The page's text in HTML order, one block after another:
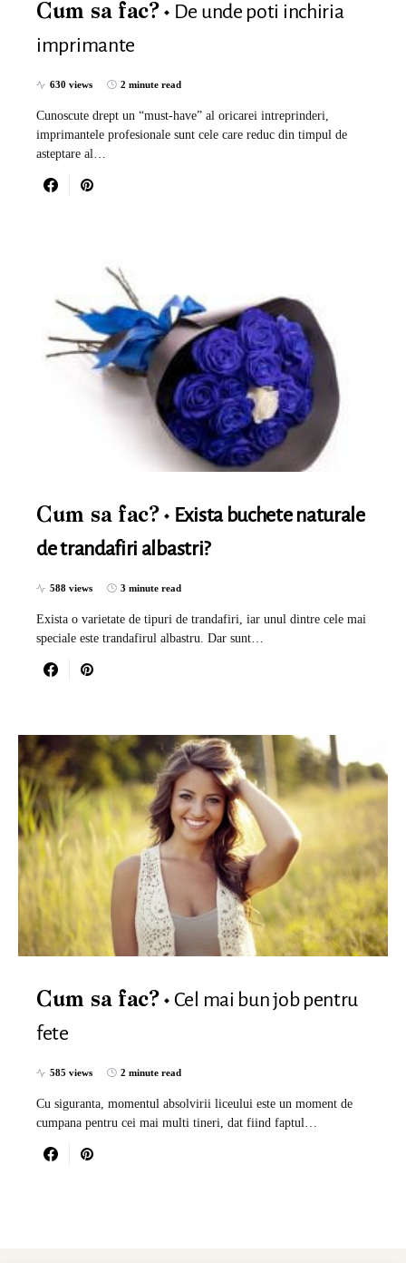
Cum sa fac?
De unde poti inchiria
imprimante
630 views 2 minute read
Cunoscute drept un “must-have” al oricarei intreprinderi,
imprimantele profesionale sunt cele care reduc din timpul de
asteptare al…
Cum sa fac?
Exista buchete naturale
de trandafiri albastri?
588 views 3 minute read
Exista o varietate de tipuri de trandafiri, iar unul dintre cele mai
speciale este trandafirul albastru. Dar sunt…
Cum sa fac?
Cel mai bun job pentru
fete
585 views 2 minute read
Cu siguranta, momentul absolvirii liceului este un moment de
cumpana pentru cei mai multi tineri, dat fiind faptul…